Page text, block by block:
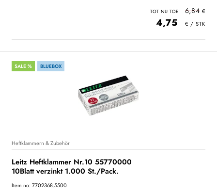
6,84
4,75
SALE % BLUEBOX
Heftklammern & Zubehör
Leitz Heftklammer Nr.10 55770000
10Blatt verzinkt 1.000 St./Pack.
Item no: 7702368.5500